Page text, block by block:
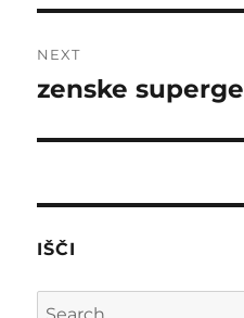
NEXT
Next
zenske superge
IŠČI
Search